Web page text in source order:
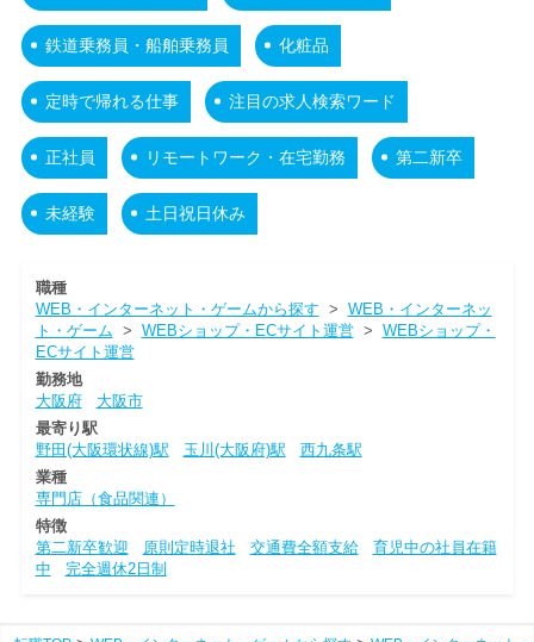
鉄道乗務員・船舶乗務員 化粧品
定時で帰れる仕事 注目の求人検索ワード
正社員 リモートワーク・在宅勤務 第二新卒
未経験 土日祝日休み
職種
WEB・インターネット・ゲームから探す > WEB・インターネッ
ト・ゲーム > WEBショップ・ECサイト運営> WEBショップ・
ECサイト運営
勤務地
大阪府
大阪市
最寄り駅
野田(大阪環状線)駅
玉川(大阪府)駅
西九条駅
業種
専門店（食品関連）
特徴
第二新卒歓迎
原則定時退社 交通費全額支給
育児中の社員在籍
中
完全週休2日制